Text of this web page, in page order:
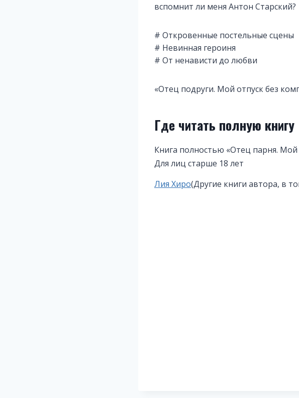
вспомнит ли меня Антон Старский?
# Откровенные постельные сцены
# Невинная героиня
# От ненависти до любви
«Отец подруги. Мой отпуск без
Где читать полную книгу
Книга полностью «Отец парня.
Для лиц старше 18 лет
Метки
Лия Хиро(Другие книги автора, в